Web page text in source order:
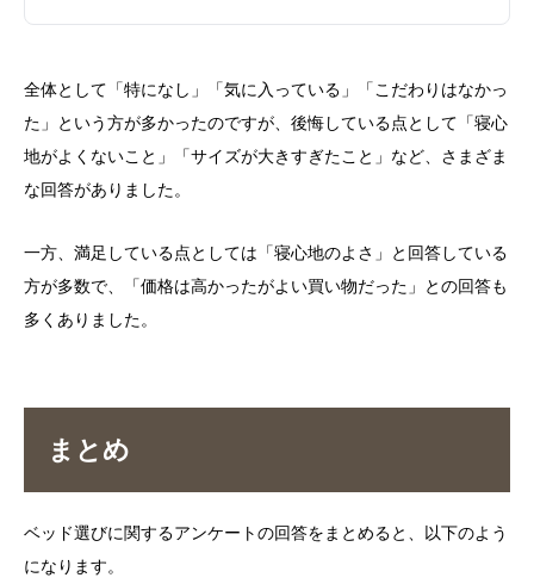
全体として「特になし」「気に入っている」「こだわりはなかっ
た」という方が多かったのですが、後悔している点として「寝心
地がよくないこと」「サイズが大きすぎたこと」など、さまざま
な回答がありました。
一方、満足している点としては「寝心地のよさ」と回答している
方が多数で、「価格は高かったがよい買い物だった」との回答も
多くありました。
まとめ
ベッド選びに関するアンケートの回答をまとめると、以下のよう
になります。